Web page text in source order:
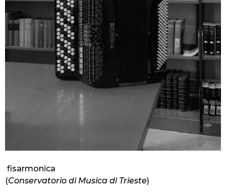
fisarmonica
(Conservatorio di Musica di Trieste)